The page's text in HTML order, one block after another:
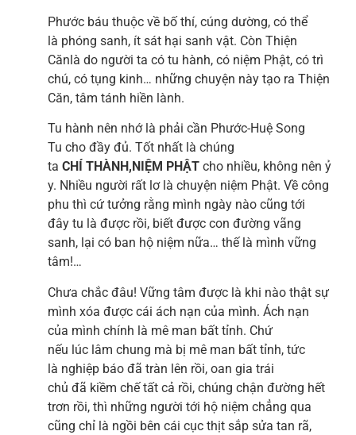
Phước báu thuộc về bố thí, cúng dường, có thể
là phóng sanh, ít sát hại sanh vật. Còn Thiện
Cănlà do người ta có tu hành, có niệm Phật, có trì
chú, có tụng kinh… những chuyện này tạo ra Thiện
Căn, tâm tánh hiền lành.
Tu hành nên nhớ là phải cần Phước-Huệ Song
Tu cho đầy đủ. Tốt nhất là chúng
ta CHÍ THÀNH,NIỆM PHẬT cho nhiều, không nên ỷ
y. Nhiều người rất lơ là chuyện niệm Phật. Về công
phu thì cứ tưởng rằng mình ngày nào cũng tới
đây tu là được rồi, biết được con đường vãng
sanh, lại có ban hộ niệm nữa… thế là mình vững
tâm!…
Chưa chắc đâu! Vững tâm được là khi nào thật sự
mình xóa được cái ách nạn của mình. Ách nạn
của mình chính là mê man bất tỉnh. Chứ
nếu lúc lâm chung mà bị mê man bất tỉnh, tức
là nghiệp báo đã tràn lên rồi, oan gia trái
chủ đã kiềm chế tất cả rồi, chúng chận đường hết
trơn rồi, thì những người tới hộ niệm chẳng qua
cũng chỉ là ngồi bên cái cục thịt sắp sửa tan rã,